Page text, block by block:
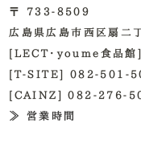
〒 733-8509
広島県広島市西区扇二
[LECT・youme食
[T-SITE] 082-501-
[CAINZ] 082-276-
≫ 営業時間